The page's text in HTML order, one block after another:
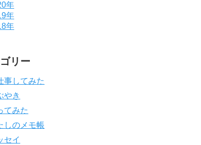
年
年
年
リー
事してみた
やき
てみた
しのメモ帳
セイ